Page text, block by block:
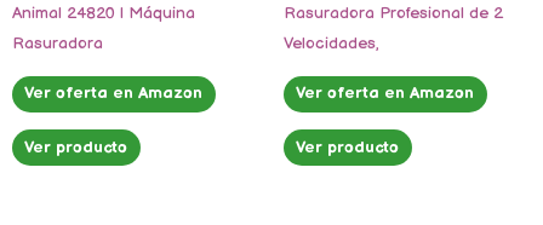
Animal 24820 | Máquina
Rasuradora
Ver oferta en Amazon
Ver producto
Rasuradora Profesional de 2
Velocidades,
Ver oferta en Amazon
Ver producto